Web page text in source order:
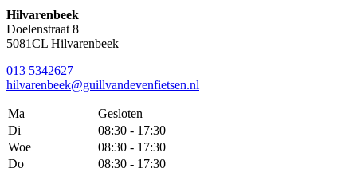
Hilvarenbeek
Doelenstraat 8
5081CL Hilvarenbeek
013 5342627
hilvarenbeek@guillvandevenfietsen.nl
Ma
Gesloten
Di
08:30 - 17:30
Woe
08:30 - 17:30
Do
08:30 - 17:30